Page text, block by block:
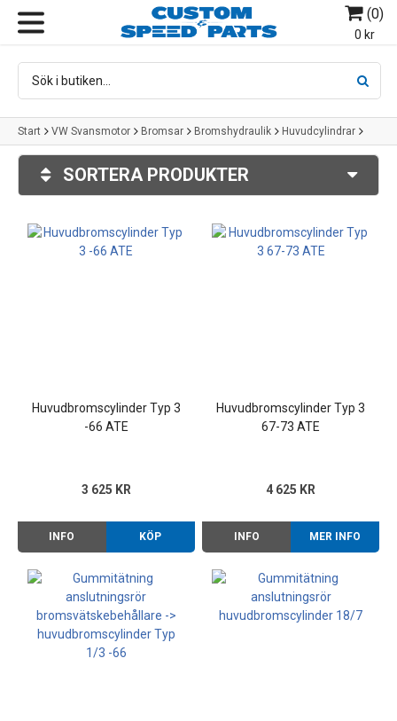
(0)
0 kr
Start VW Svansmotor Bromsar Bromshydraulik Huvudcylindrar
Huvudcylinder Typ 3
SORTERA PRODUKTER
Huvudbromscylinder Typ 3
-66 ATE
3 625 KR
INFO KÖP
Huvudbromscylinder Typ 3
67-73 ATE
4 625 KR
INFO MER INFO